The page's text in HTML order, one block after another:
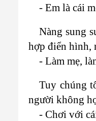
- Em là cái
Nàng sung
hợp điển hình,
- Làm mẹ,
Tuy chúng
người không
- Chơi với